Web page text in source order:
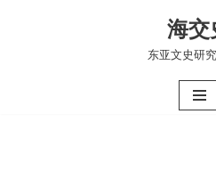
海交
东亚文史研